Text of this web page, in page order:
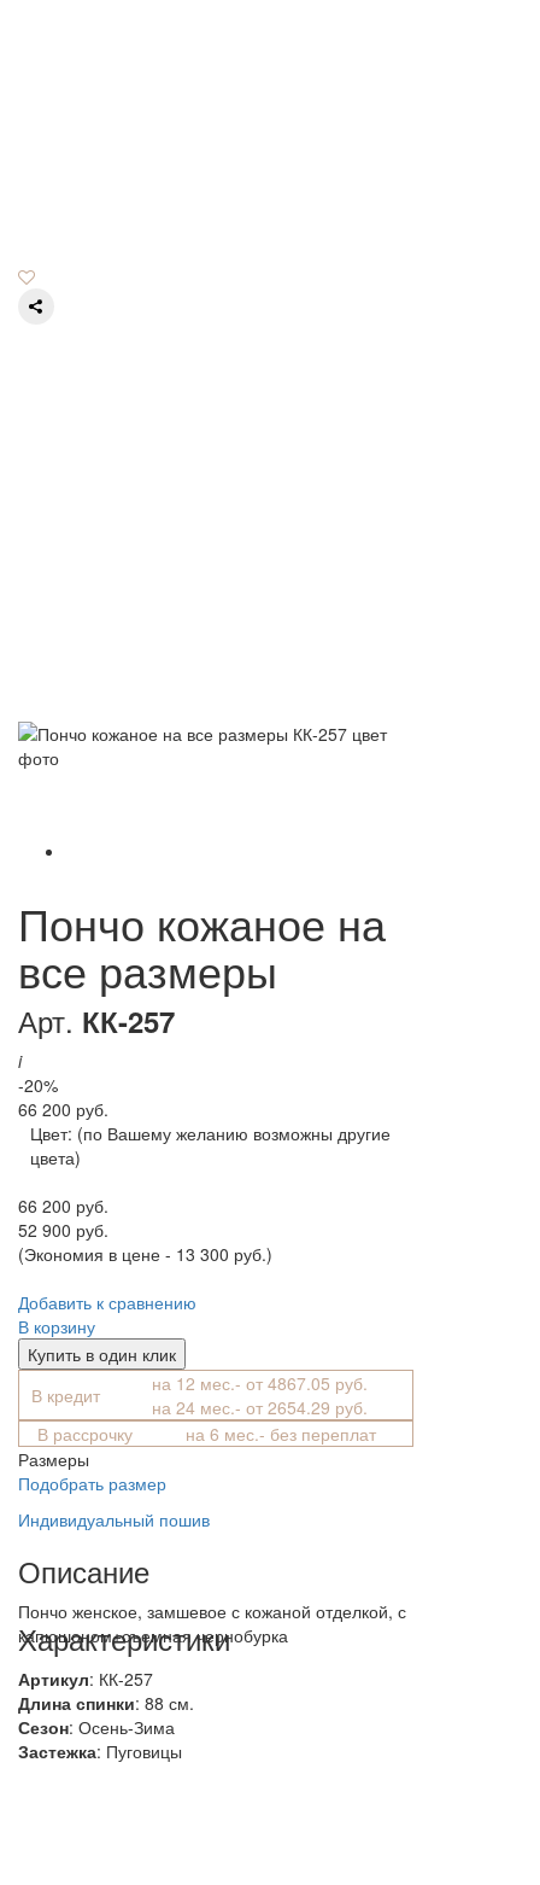
Пончо кожаное на
все размеры
Арт. КК-257
i
-20%
66 200 руб.
Цвет: (по Вашему желанию возможны другие
цвета)
66 200 руб.
52 900 руб.
(Экономия в цене - 13 300 руб.)
Добавить к сравнению
В корзину
Купить в один клик
В кредит
на 12 мес.- от 4867.05 руб.
на 24 мес.- от 2654.29 руб.
В рассрочку
на 6 мес.- без переплат
Размеры
Подобрать размер
Индивидуальный пошив
Описание
Пончо женское, замшевое с кожаной отделкой, с
капюшоном+съемная чернобурка
Характеристики
Артикул: КК-257
Длина спинки: 88 см.
Сезон: Осень-Зима
Застежка: Пуговицы